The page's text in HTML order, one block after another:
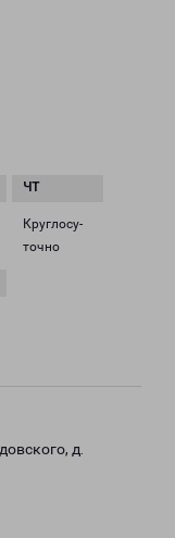
Круглосу­
точно
д.